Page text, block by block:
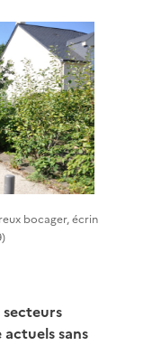
bocager, écrin
sans